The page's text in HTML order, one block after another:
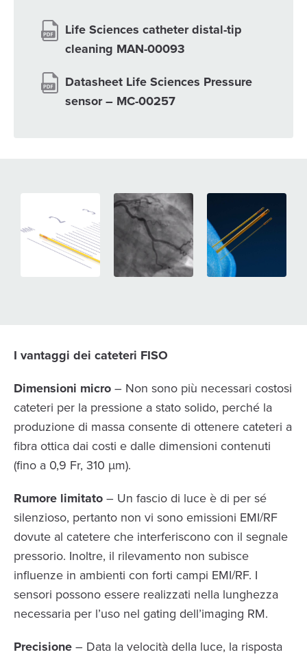
Life Sciences catheter distal-tip
cleaning MAN-00093
Datasheet Life Sciences Pressure
sensor – MC-00257
I vantaggi dei cateteri FISO
Dimensioni micro – Non sono più necessari costosi
cateteri per la pressione a stato solido, perché la
produzione di massa consente di ottenere cateteri a
fibra ottica dai costi e dalle dimensioni contenuti
(fino a 0,9 Fr, 310 µm).
Rumore limitato – Un fascio di luce è di per sé
silenzioso, pertanto non vi sono emissioni EMI/RF
dovute al catetere che interferiscono con il segnale
pressorio. Inoltre, il rilevamento non subisce
influenze in ambienti con forti campi EMI/RF. I
sensori possono essere realizzati nella lunghezza
necessaria per l’uso nel gating dell’imaging RM.
Precisione – Data la velocità della luce, la risposta